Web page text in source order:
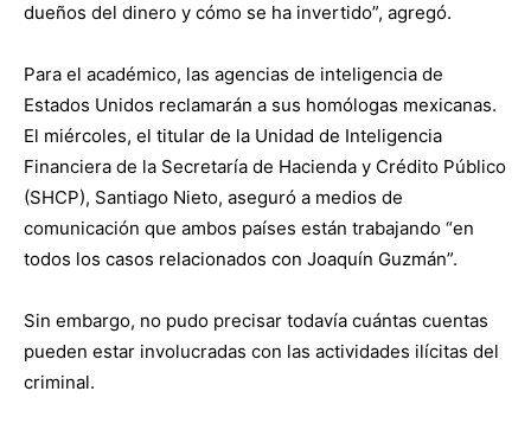
dueños del dinero y cómo se ha invertido”, agregó.
Para el académico, las agencias de inteligencia de
Estados Unidos reclamarán a sus homólogas mexicanas.
El miércoles, el titular de la Unidad de Inteligencia
Financiera de la Secretaría de Hacienda y Crédito Público
(SHCP), Santiago Nieto, aseguró a medios de
comunicación que ambos países están trabajando “en
todos los casos relacionados con Joaquín Guzmán”.
Sin embargo, no pudo precisar todavía cuántas cuentas
pueden estar involucradas con las actividades ilícitas del
criminal.